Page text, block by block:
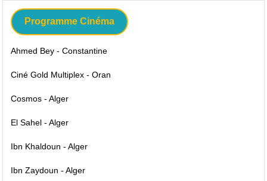
Programme Cinéma
Ahmed Bey - Constantine
Ciné Gold Multiplex - Oran
Cosmos - Alger
El Sahel - Alger
Ibn Khaldoun - Alger
Ibn Zaydoun - Alger